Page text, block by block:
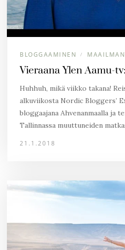
BLOGGAAMINEN /
Vieraana Ylen Aamu-
Huhhuh, mikä viikko takana!
alkuviikosta Nordic Bloggers’
bloggaajana Ahvenanmaalla ja
Tallinnassa muuttuneiden
21.1.2018